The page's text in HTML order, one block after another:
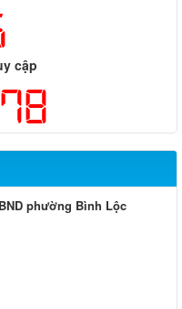
cập
phường Bình Lộc